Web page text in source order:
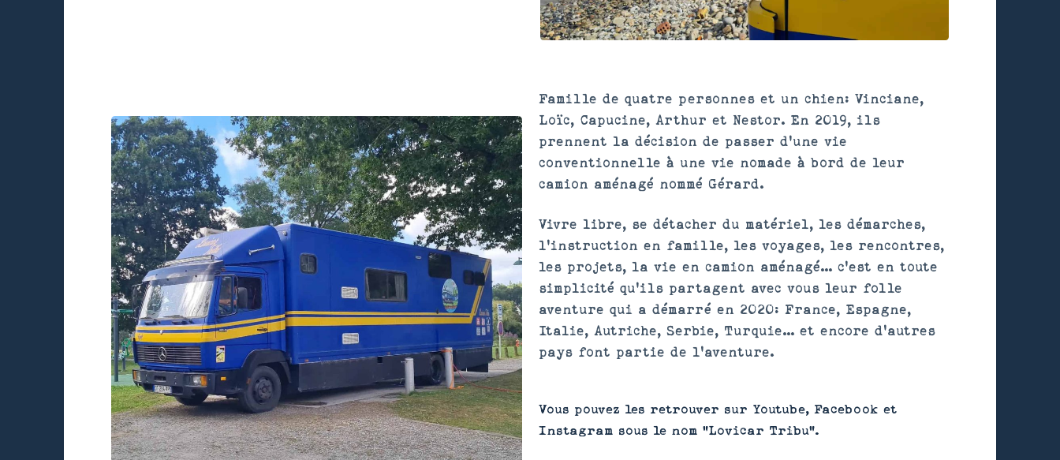
Famille de quatre personnes et un chien: Vinciane,
Loïc, Capucine, Arthur et Nestor. En 2019, ils
prennent la décision de passer d'une vie
conventionnelle à une vie nomade à bord de leur
camion aménagé nommé Gérard.
Vivre libre, se détacher du matériel, les démarches,
l'instruction en famille, les voyages, les rencontres,
les projets, la vie en camion aménagé... c'est en toute
simplicité qu'ils partagent avec vous leur folle
aventure qui a démarré en 2020: France, Espagne,
Italie, Autriche, Serbie, Turquie... et encore d'autres
pays font partie de l'aventure.
Vous pouvez les retrouver sur Youtube, Facebook et
Instagram sous le nom "Lovicar Tribu".